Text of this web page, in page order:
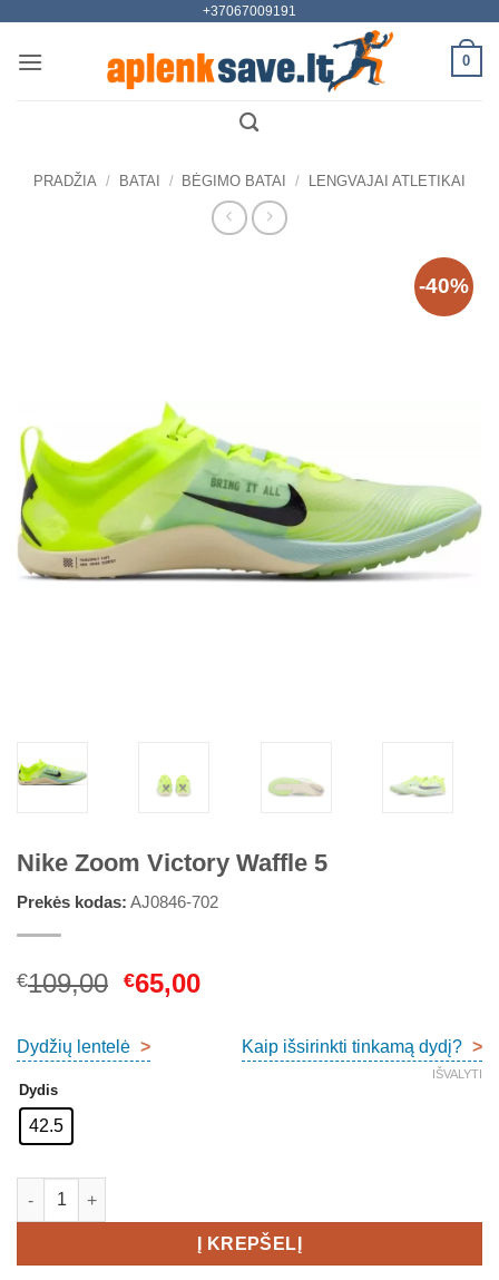
content
+37067009191
0
PRADŽIA / BATAI / BĖGIMO BATAI / LENGVAJAI ATLETIKAI
-40%
Nike Zoom Victory Waffle 5
Prekės kodas: AJ0846-702
€109,00 Original
was:
€109,00.
€65,00Current
€65,00.
Dydžių lentelė > Kaip išsirinkti tinkamą dydį? >
Dydis
42.5
IŠVALYTI
produkto kiekis: Nike Zoom Victory Waffle 5
Į KREPŠELĮ